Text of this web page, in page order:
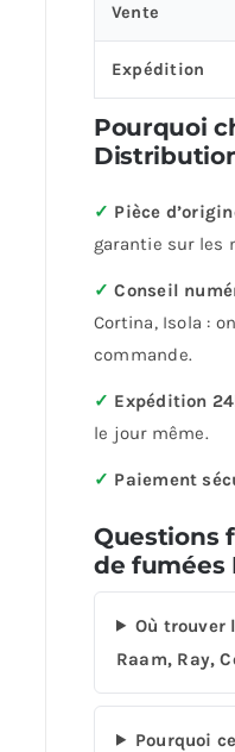
Vente
Expédition
Pourquoi
✓ Pièce
garantie sur les
✓ Conseil
Cortina, Isola :
commande.
✓ Expédition
le jour même.
✓ Paiement
Questions
de fumées
Où trouver
Raam, Ray,
Pourquoi